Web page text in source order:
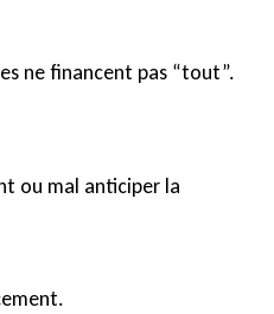
ne financent pas “tout”.
ou mal anticiper la